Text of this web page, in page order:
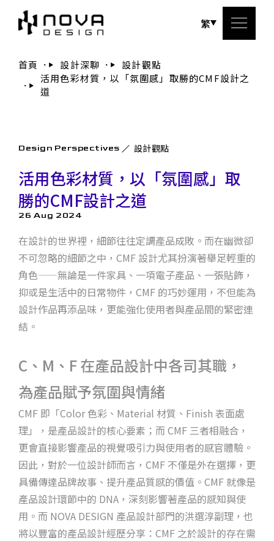
繁
首頁 設計深聊
設計觀點
活用色彩材質，以「氛圍感」取勝的CMF設計之
道
Design Perspectives 設計觀點
活用色彩材質，以「氛圍感」取
勝的CMF設計之道
26 Aug 2024
在設計的世界裡，細節往往定調產品成敗。而在幽微卻
不可忽略的細節之中，CMF 設計尤其扮演著舉足輕重的
角色——無論是一件家具、一項電子產品、一張貼飾，
抑或是生活中的日常物件，CMF 的巧妙運用，不但能為
設計作品再添品味，更能強化使用者與產品間的緊密連
結。
C、M、F 在產品設計中各司其職，
為產品賦予氛圍與情緒
CMF 即「Color 色彩、Material 材質、Finish 表面處
理」，是產品設計的核心要素；而 CMF 三者相融合，
更會直接影響產品的視覺吸引力與使用者的感官體驗。
因此，對於一位設計師而言，CMF 不僅是外在選擇，更
具備傳達品牌故事、提升產品質感的價值。CMF 就像是
產品設計環節中的 DNA，深刻影響著產品的感知與使
用。而 NOVA DESIGN 產品設計部門的洪選淳副理，也
將以豐富的產品設計經歷分享：CMF 之於設計的存在需